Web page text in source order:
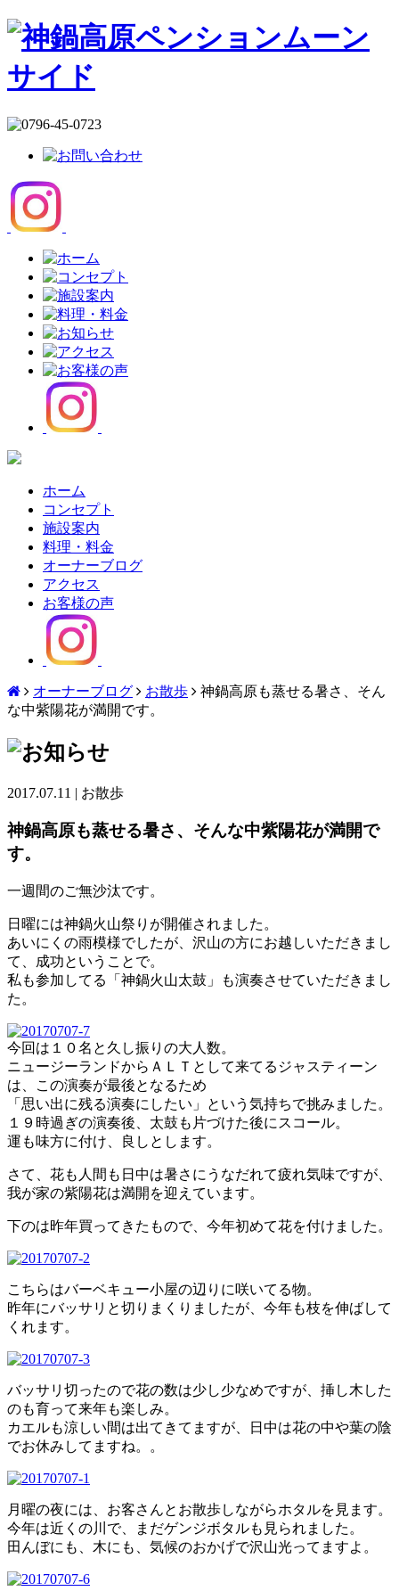
ホーム
コンセプト
施設案内
料理・料金
オーナーブログ
アクセス
お客様の声
オーナーブログ お散歩
神鍋高原も蒸せる暑さ、そん
な中紫陽花が満開です。
2017.07.11 | お散歩
神鍋高原も蒸せる暑さ、そんな中紫陽花が満開で
す。
一週間のご無沙汰です。
日曜には神鍋火山祭りが開催されました。
あいにくの雨模様でしたが、沢山の方にお越しいただきまし
て、成功ということで。
私も参加してる「神鍋火山太鼓」も演奏させていただきまし
た。
今回は１０名と久し振りの大人数。
ニュージーランドからＡＬＴとして来てるジャスティーン
は、この演奏が最後となるため
「思い出に残る演奏にしたい」という気持ちで挑みました。
１９時過ぎの演奏後、太鼓も片づけた後にスコール。
運も味方に付け、良しとします。
さて、花も人間も日中は暑さにうなだれて疲れ気味ですが、
我が家の紫陽花は満開を迎えています。
下のは昨年買ってきたもので、今年初めて花を付けました。
こちらはバーベキュー小屋の辺りに咲いてる物。
昨年にバッサリと切りまくりましたが、今年も枝を伸ばして
くれます。
バッサリ切ったので花の数は少し少なめですが、挿し木した
のも育って来年も楽しみ。
カエルも涼しい間は出てきてますが、日中は花の中や葉の陰
でお休みしてますね。。
月曜の夜には、お客さんとお散歩しながらホタルを見ます。
今年は近くの川で、まだゲンジボタルも見られました。
田んぼにも、木にも、気候のおかげで沢山光ってますよ。